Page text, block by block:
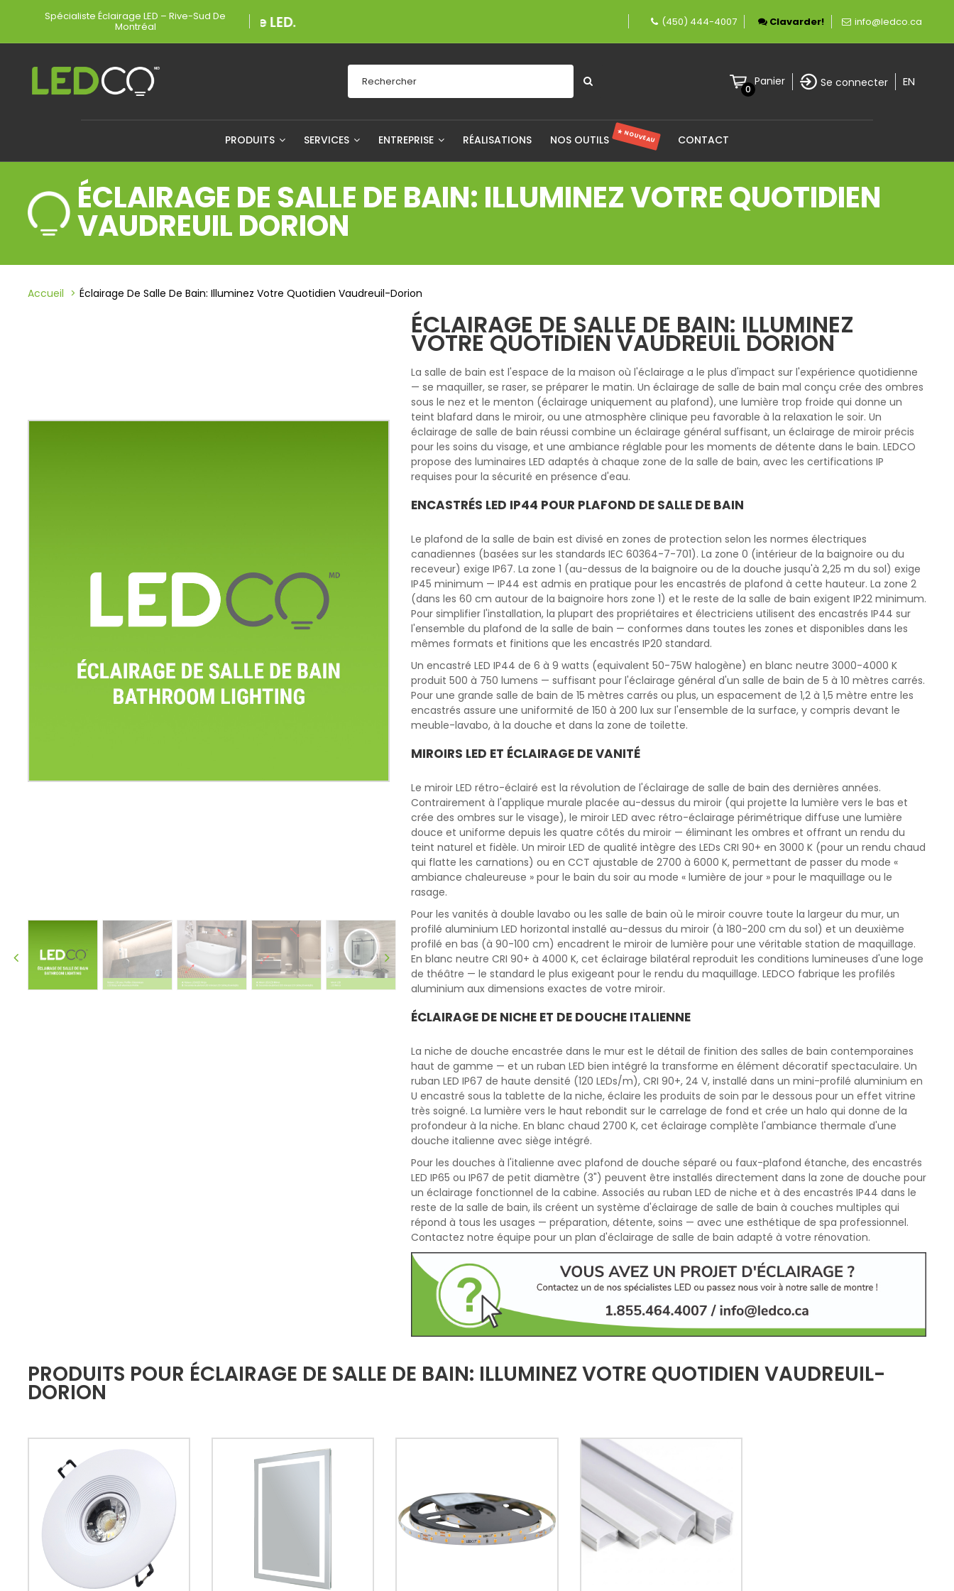
Spécialiste Éclairage LED – Rive-Sud De
Montréal Une entreprise fièrement canadienne spécialisée en éclairage
(450) 444-4007 Clavarder! info@ledco.ca
0
Panier Se connecter EN
PRODUITS SERVICES ENTREPRISE RÉALISATIONS NOS OUTILS ★ NOUVEAU CONTACT
ÉCLAIRAGE DE SALLE DE BAIN: ILLUMINEZ VOTRE QUOTIDIEN
VAUDREUIL DORION
Accueil Éclairage De Salle De Bain: Illuminez Votre Quotidien Vaudreuil-Dorion
ÉCLAIRAGE DE SALLE DE BAIN: ILLUMINEZ
VOTRE QUOTIDIEN VAUDREUIL DORION
La salle de bain est l'espace de la maison où l'éclairage a le plus d'impact sur l'expérience quotidienne
— se maquiller, se raser, se préparer le matin. Un éclairage de salle de bain mal conçu crée des ombres
sous le nez et le menton (éclairage uniquement au plafond), une lumière trop froide qui donne un
teint blafard dans le miroir, ou une atmosphère clinique peu favorable à la relaxation le soir. Un
éclairage de salle de bain réussi combine un éclairage général suffisant, un éclairage de miroir précis
pour les soins du visage, et une ambiance réglable pour les moments de détente dans le bain. LEDCO
propose des luminaires LED adaptés à chaque zone de la salle de bain, avec les certifications IP
requises pour la sécurité en présence d'eau.
ENCASTRÉS LED IP44 POUR PLAFOND DE SALLE DE BAIN
Le plafond de la salle de bain est divisé en zones de protection selon les normes électriques
canadiennes (basées sur les standards IEC 60364-7-701). La zone 0 (intérieur de la baignoire ou du
receveur) exige IP67. La zone 1 (au-dessus de la baignoire ou de la douche jusqu'à 2,25 m du sol) exige
IP45 minimum — IP44 est admis en pratique pour les encastrés de plafond à cette hauteur. La zone 2
(dans les 60 cm autour de la baignoire hors zone 1) et le reste de la salle de bain exigent IP22 minimum.
Pour simplifier l'installation, la plupart des propriétaires et électriciens utilisent des encastrés IP44 sur
l'ensemble du plafond de la salle de bain — conformes dans toutes les zones et disponibles dans les
mêmes formats et finitions que les encastrés IP20 standard.
Un encastré LED IP44 de 6 à 9 watts (equivalent 50-75W halogène) en blanc neutre 3000-4000 K
produit 500 à 750 lumens — suffisant pour l'éclairage général d'un salle de bain de 5 à 10 mètres carrés.
Pour une grande salle de bain de 15 mètres carrés ou plus, un espacement de 1,2 à 1,5 mètre entre les
encastrés assure une uniformité de 150 à 200 lux sur l'ensemble de la surface, y compris devant le
meuble-lavabo, à la douche et dans la zone de toilette.
MIROIRS LED ET ÉCLAIRAGE DE VANITÉ
Le miroir LED rétro-éclairé est la révolution de l'éclairage de salle de bain des dernières années.
Contrairement à l'applique murale placée au-dessus du miroir (qui projette la lumière vers le bas et
crée des ombres sur le visage), le miroir LED avec rétro-éclairage périmétrique diffuse une lumière
douce et uniforme depuis les quatre côtés du miroir — éliminant les ombres et offrant un rendu du
teint naturel et fidèle. Un miroir LED de qualité intègre des LEDs CRI 90+ en 3000 K (pour un rendu chaud
qui flatte les carnations) ou en CCT ajustable de 2700 à 6000 K, permettant de passer du mode «
ambiance chaleureuse » pour le bain du soir au mode « lumière de jour » pour le maquillage ou le
rasage.
Pour les vanités à double lavabo ou les salle de bain où le miroir couvre toute la largeur du mur, un
profilé aluminium LED horizontal installé au-dessus du miroir (à 180-200 cm du sol) et un deuxième
profilé en bas (à 90-100 cm) encadrent le miroir de lumière pour une véritable station de maquillage.
En blanc neutre CRI 90+ à 4000 K, cet éclairage bilatéral reproduit les conditions lumineuses d'une loge
de théâtre — le standard le plus exigeant pour le rendu du maquillage. LEDCO fabrique les profilés
aluminium aux dimensions exactes de votre miroir.
ÉCLAIRAGE DE NICHE ET DE DOUCHE ITALIENNE
La niche de douche encastrée dans le mur est le détail de finition des salles de bain contemporaines
haut de gamme — et un ruban LED bien intégré la transforme en élément décoratif spectaculaire. Un
ruban LED IP67 de haute densité (120 LEDs/m), CRI 90+, 24 V, installé dans un mini-profilé aluminium en
U encastré sous la tablette de la niche, éclaire les produits de soin par le dessous pour un effet vitrine
très soigné. La lumière vers le haut rebondit sur le carrelage de fond et crée un halo qui donne de la
profondeur à la niche. En blanc chaud 2700 K, cet éclairage complète l'ambiance thermale d'une
douche italienne avec siège intégré.
Pour les douches à l'italienne avec plafond de douche séparé ou faux-plafond étanche, des encastrés
LED IP65 ou IP67 de petit diamètre (3") peuvent être installés directement dans la zone de douche pour
un éclairage fonctionnel de la cabine. Associés au ruban LED de niche et à des encastrés IP44 dans le
reste de la salle de bain, ils créent un système d'éclairage de salle de bain à couches multiples qui
répond à tous les usages — préparation, détente, soins — avec une esthétique de spa professionnel.
Contactez notre équipe pour un plan d'éclairage de salle de bain adapté à votre rénovation.
PRODUITS POUR ÉCLAIRAGE DE SALLE DE BAIN: ILLUMINEZ VOTRE QUOTIDIEN VAUDREUIL-
DORION